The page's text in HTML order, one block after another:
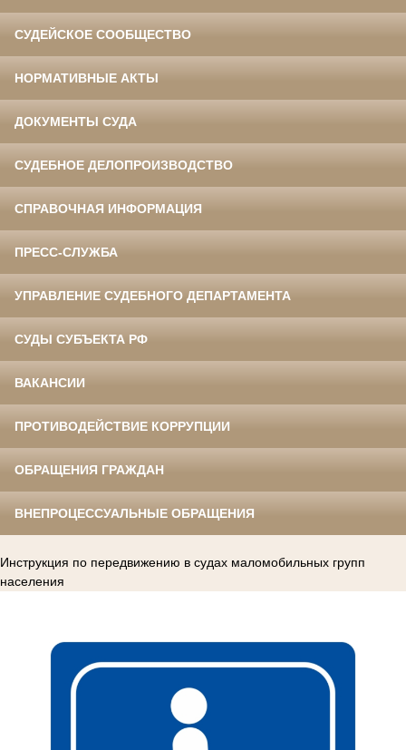
СУДЕЙСКОЕ СООБЩЕСТВО
НОРМАТИВНЫЕ АКТЫ
ДОКУМЕНТЫ СУДА
СУДЕБНОЕ ДЕЛОПРОИЗВОДСТВО
СПРАВОЧНАЯ ИНФОРМАЦИЯ
ПРЕСС-СЛУЖБА
УПРАВЛЕНИЕ СУДЕБНОГО ДЕПАРТАМЕНТА
СУДЫ СУБЪЕКТА РФ
ВАКАНСИИ
ПРОТИВОДЕЙСТВИЕ КОРРУПЦИИ
ОБРАЩЕНИЯ ГРАЖДАН
ВНЕПРОЦЕССУАЛЬНЫЕ ОБРАЩЕНИЯ
Инструкция по передвижению в судах маломобильных групп
населения